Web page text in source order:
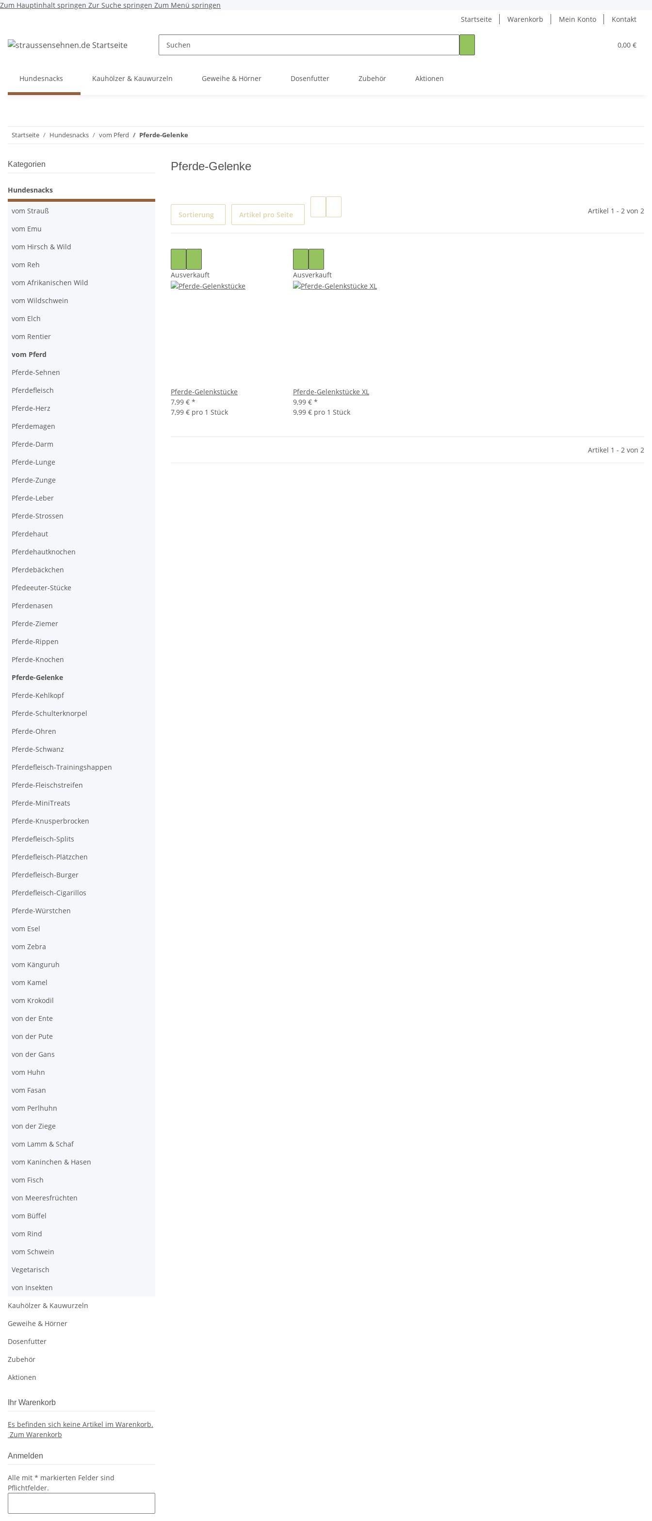
Zum Hauptinhalt springen Zur Suche springen Zum Menü springen
Startseite
Warenkorb Mein Konto Kontakt
0,00 €
Hundesnacks Kauhölzer & Kauwurzeln Geweihe & Hörner Dosenfutter Zubehör Aktionen
Startseite Hundesnacks vom Pferd Pferde-Gelenke
Pferde-Gelenke
Sortierung Artikel pro Seite Artikel 1 - 2 von 2
Ausverkauft
Pferde-Gelenkstücke
7,99 € *
7,99 € pro 1 Stück
Ausverkauft
Pferde-Gelenkstücke XL
9,99 € *
9,99 € pro 1 Stück
Artikel 1 - 2 von 2
Kategorien
Hundesnacks
vom Strauß
vom Emu
vom Hirsch & Wild
vom Reh
vom Afrikanischen Wild
vom Wildschwein
vom Elch
vom Rentier
vom Pferd
Pferde-Sehnen
Pferdefleisch
Pferde-Herz
Pferdemagen
Pferde-Darm
Pferde-Lunge
Pferde-Zunge
Pferde-Leber
Pferde-Strossen
Pferdehaut
Pferdehautknochen
Pferdebäckchen
Pfedeeuter-Stücke
Pferdenasen
Pferde-Ziemer
Pferde-Rippen
Pferde-Knochen
Pferde-Gelenke
Pferde-Kehlkopf
Pferde-Schulterknorpel
Pferde-Ohren
Pferde-Schwanz
Pferdefleisch-Trainingshappen
Pferde-Fleischstreifen
Pferde-MiniTreats
Pferde-Knusperbrocken
Pferdefleisch-Splits
Pferdefleisch-Plätzchen
Pferdefleisch-Burger
Pferdefleisch-Cigarillos
Pferde-Würstchen
vom Esel
vom Zebra
vom Känguruh
vom Kamel
vom Krokodil
von der Ente
von der Pute
von der Gans
vom Huhn
vom Fasan
vom Perlhuhn
von der Ziege
vom Lamm & Schaf
vom Kaninchen & Hasen
vom Fisch
von Meeresfrüchten
vom Büffel
vom Rind
vom Schwein
Vegetarisch
von Insekten
Kauhölzer & Kauwurzeln
Geweihe & Hörner
Dosenfutter
Zubehör
Aktionen
Ihr Warenkorb
Es befinden sich keine Artikel im Warenkorb.
Zum Warenkorb
Anmelden
Alle mit * markierten Felder sind
Pflichtfelder.